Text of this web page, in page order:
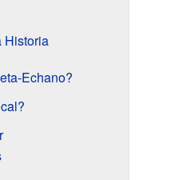
Historia
Echano?